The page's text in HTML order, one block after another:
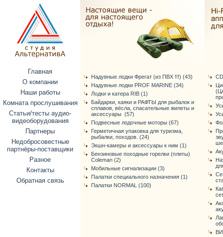
Главная
О компании
Наши работы
Комната прослушивания
Статьи/тесты аудио-
видеоборудования
Партнеры
Недобросовестные
партнёры-поставщики
Разное
Контакты
Обратная связь
Надувные лодки Фрегат (из ПВХ !!!) (43)
Надувные лодки PROF MARINE (34)
Лодки и катера RIB (1)
Байдарки, каяки и РАФТЫ для рыбалок и
сплавов, вёсла, спасательные жилеты и
аксессуары (57)
Подвесные лодочные моторы (67)
Герметичная упаковка для туризма,
рыбалки, походов. (24)
Экшн-камеры и аксессуары к ним (1)
Бензиновые походные горелки (плиты)
Coleman (2)
Мобильные сигнализации (3)
Палатки специального назначения (1)
Палатки NORMAL (100)